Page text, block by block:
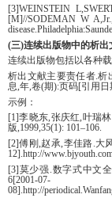
[3]WEINSTEIN
[M]//SODEMAN W
(三)连续出版物中的析出
连续出版物包括以各种
析出文献主要责任者.析
息,年,卷(期):页码[引用
示例：
[1]李晓东,张庆红,叶瑞
版,1999,35(1): 101–106.
[2]傅刚,赵承,李佳路.大
12].http://
[3]莫少强.数字式中文
6[2001-07-
08].http://